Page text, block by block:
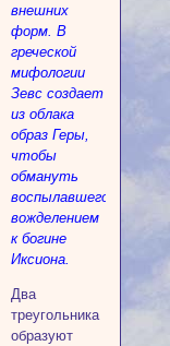
внешних
форм. В
греческой
мифологии
Зевс создает
из облака
образ Геры,
чтобы
обмануть
воспылавшего
вожделением
к богине
Иксиона.
Два
треугольника
образуют